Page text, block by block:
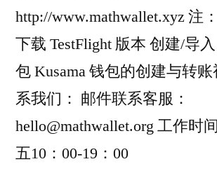
http://www.mathwallet.xyz 注
下载 TestFlight 版本 创建/导
包 Kusama 钱包的创建与转
系我们： 邮件联系客服：
hello@mathwallet.org 工作时
五10：00-19：00